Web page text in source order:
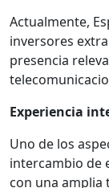
Actualmente,
inversores
presencia
Experiencia
Uno de los
intercambio de
con una amplia